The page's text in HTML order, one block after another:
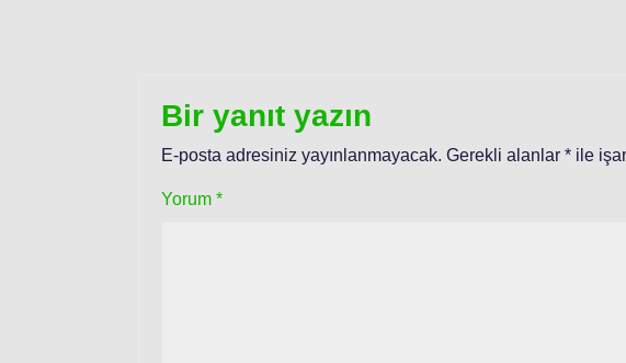
Bir yanıt yazın
E-posta adresiniz yayınlanmayacak. Gerekli alanlar * ile
Yorum *